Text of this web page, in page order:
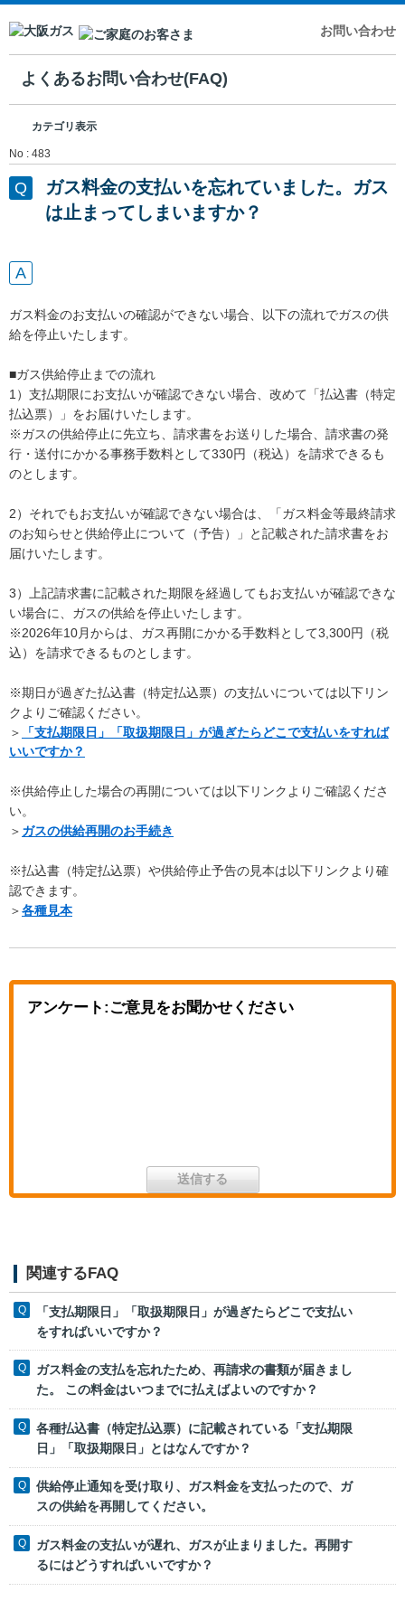
お問い合わせ
よくあるお問い合わせ(FAQ)
カテゴリ表示
No : 483
ガス料金の支払いを忘れていました。ガス
は止まってしまいますか？
ガス料金のお支払いの確認ができない場合、以下の流れでガスの供
給を停止いたします。
■ガス供給停止までの流れ
1）支払期限にお支払いが確認できない場合、改めて「払込書（特定
払込票）」をお届けいたします。
※ガスの供給停止に先立ち、請求書をお送りした場合、請求書の発
行・送付にかかる事務手数料として330円（税込）を請求できるも
のとします。
2）それでもお支払いが確認できない場合は、「ガス料金等最終請求
のお知らせと供給停止について（予告）」と記載された請求書をお
届けいたします。
3）上記請求書に記載された期限を経過してもお支払いが確認できな
い場合に、ガスの供給を停止いたします。
※2026年10月からは、ガス再開にかかる手数料として3,300円（税
込）を請求できるものとします。
※期日が過ぎた払込書（特定払込票）の支払いについては以下リン
クよりご確認ください。
＞
「支払期限日」「取扱期限日」が過ぎたらどこで支払いをすれば
いいですか？
※供給停止した場合の再開については以下リンクよりご確認くださ
い。
＞ ガスの供給再開のお手続き
※払込書（特定払込票）や供給停止予告の見本は以下リンクより確
認できます。
＞各種見本
アンケート:ご意見をお聞かせください
関連するFAQ
「支払期限日」「取扱期限日」が過ぎたらどこで支払い
をすればいいですか？
ガス料金の支払を忘れたため、再請求の書類が届きまし
た。 この料金はいつまでに払えばよいのですか？
各種払込書（特定払込票）に記載されている「支払期限
日」「取扱期限日」とはなんですか？
供給停止通知を受け取り、ガス料金を支払ったので、ガ
スの供給を再開してください。
ガス料金の支払いが遅れ、ガスが止まりました。再開す
るにはどうすればいいですか？